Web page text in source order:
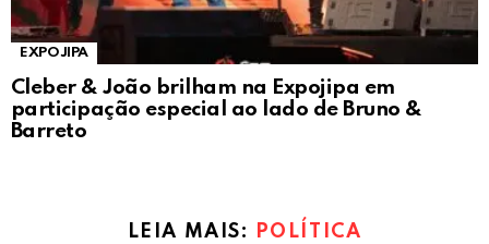
EXPOJIPA
Cleber & João brilham na Expojipa em
participação especial ao lado de Bruno &
Barreto
LEIA MAIS: POLÍTICA